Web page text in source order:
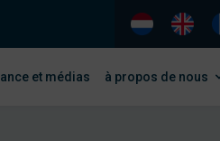
et médias à propos de nous